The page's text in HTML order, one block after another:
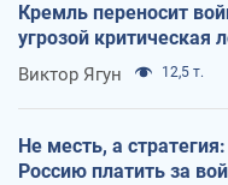
Кремль переносит
угрозой критическая
Виктор Ягун 12,5 т.
Не месть, а
Россию платить за